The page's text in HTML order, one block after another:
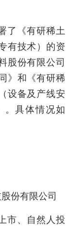
了《有研稀土
有技术）的资
股份有限公司
》和《有研稀
设备及产线安
。具体情况如
份有限公司
市、自然人投